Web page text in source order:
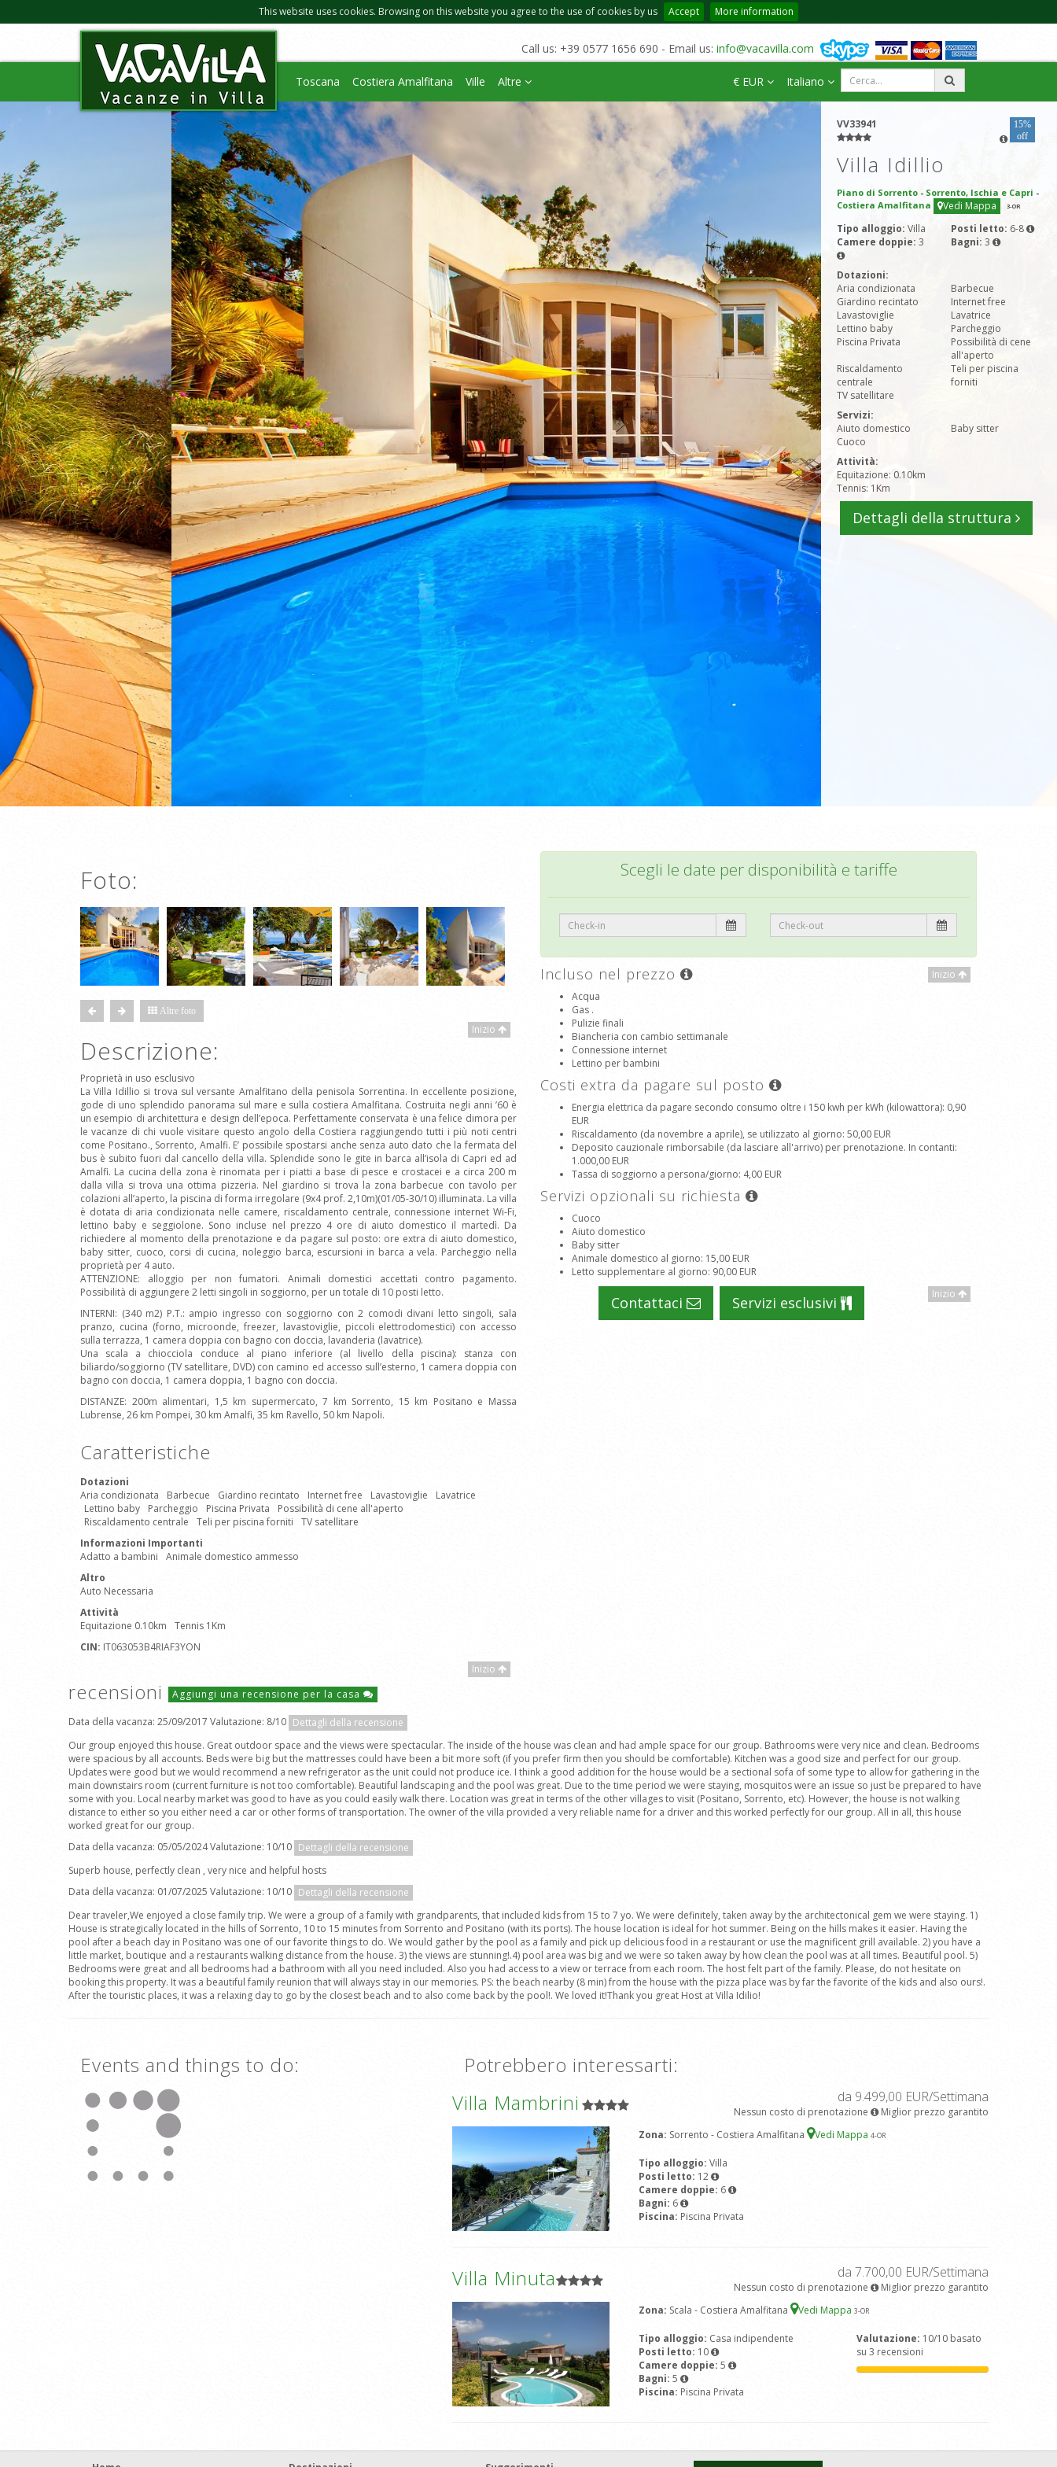
This website uses cookies. Browsing on this website you agree to the use of cookies by us Accept More information
Call us: +39 0577 1656 690 - Email us: info@vacavilla.com
Toscana Costiera Amalfitana Ville Altre € EUR Italiano
VV33941
15%
off
Villa Idillio
Piano di Sorrento - Sorrento, Ischia e Capri -
Costiera Amalfitana
Vedi Mappa 3-OR
Tipo alloggio: Villa Posti letto: 6-8
Camere doppie: 3 Bagni: 3
Dotazioni:
Aria condizionata
Barbecue
Giardino recintato
Internet free
Lavastoviglie
Lavatrice
Lettino baby
Parcheggio
Piscina Privata
Possibilità di cene
all'aperto
Riscaldamento
centrale
Teli per piscina
forniti
TV satellitare
Servizi:
Aiuto domestico
Baby sitter
Cuoco
Attività:
Equitazione: 0.10km
Tennis: 1Km
Dettagli della struttura
Foto:
Altre foto
Inizio
Descrizione:
Proprietà in uso esclusivo
La Villa Idillio si trova sul versante Amalfitano della penisola Sorrentina. In eccellente posizione,
gode di uno splendido panorama sul mare e sulla costiera Amalfitana. Costruita negli anni ’60 è
un esempio di architettura e design dell’epoca. Perfettamente conservata è una felice dimora per
le vacanze di chi vuole visitare questo angolo della Costiera raggiungendo tutti i più noti centri
come Positano., Sorrento, Amalfi. E’ possibile spostarsi anche senza auto dato che la fermata del
bus è subito fuori dal cancello della villa. Splendide sono le gite in barca all’isola di Capri ed ad
Amalfi. La cucina della zona è rinomata per i piatti a base di pesce e crostacei e a circa 200 m
dalla villa si trova una ottima pizzeria. Nel giardino si trova la zona barbecue con tavolo per
colazioni all’aperto, la piscina di forma irregolare (9x4 prof. 2,10m)(01/05-30/10) illuminata. La villa
è dotata di aria condizionata nelle camere, riscaldamento centrale, connessione internet Wi-Fi,
lettino baby e seggiolone. Sono incluse nel prezzo 4 ore di aiuto domestico il martedì. Da
richiedere al momento della prenotazione e da pagare sul posto: ore extra di aiuto domestico,
baby sitter, cuoco, corsi di cucina, noleggio barca, escursioni in barca a vela. Parcheggio nella
proprietà per 4 auto.
ATTENZIONE: alloggio per non fumatori. Animali domestici accettati contro pagamento.
Possibilità di aggiungere 2 letti singoli in soggiorno, per un totale di 10 posti letto.
INTERNI: (340 m2) P.T.: ampio ingresso con soggiorno con 2 comodi divani letto singoli, sala
pranzo, cucina (forno, microonde, freezer, lavastoviglie, piccoli elettrodomestici) con accesso
sulla terrazza, 1 camera doppia con bagno con doccia, lavanderia (lavatrice).
Una scala a chiocciola conduce al piano inferiore (al livello della piscina): stanza con
biliardo/soggiorno (TV satellitare, DVD) con camino ed accesso sull’esterno, 1 camera doppia con
bagno con doccia, 1 camera doppia, 1 bagno con doccia.
DISTANZE: 200m alimentari, 1,5 km supermercato, 7 km Sorrento, 15 km Positano e Massa
Lubrense, 26 km Pompei, 30 km Amalfi, 35 km Ravello, 50 km Napoli.
Caratteristiche
Dotazioni
Aria condizionata
Barbecue Giardino recintato Internet free Lavastoviglie
Lavatrice
Lettino baby
Parcheggio Piscina Privata
Possibilità di cene all'aperto
Riscaldamento centrale
Teli per piscina forniti
TV satellitare
Informazioni Importanti
Adatto a bambini
Animale domestico ammesso
Altro
Auto Necessaria
Attività
Equitazione 0.10km
Tennis 1Km
CIN: IT063053B4RIAF3YON
Inizio
Scegli le date per disponibilità e tariffe
Inizio
Incluso nel prezzo
Acqua
Gas .
Pulizie finali
Biancheria con cambio settimanale
Connessione internet
Lettino per bambini
Costi extra da pagare sul posto
Energia elettrica da pagare secondo consumo oltre i 150 kwh per kWh (kilowattora): 0,90
EUR
Riscaldamento (da novembre a aprile), se utilizzato al giorno: 50,00 EUR
Deposito cauzionale rimborsabile (da lasciare all'arrivo) per prenotazione. In contanti:
1.000,00 EUR
Tassa di soggiorno a persona/giorno: 4,00 EUR
Servizi opzionali su richiesta
Cuoco
Aiuto domestico
Baby sitter
Animale domestico al giorno: 15,00 EUR
Letto supplementare al giorno: 90,00 EUR
Inizio
Contattaci Servizi esclusivi
recensioni Aggiungi una recensione per la casa
Data della vacanza: 25/09/2017 Valutazione: 8/10 Dettagli della recensione
Our group enjoyed this house. Great outdoor space and the views were spectacular. The inside of the house was clean and had ample space for our group. Bathrooms were very nice and clean. Bedrooms
were spacious by all accounts. Beds were big but the mattresses could have been a bit more soft (if you prefer firm then you should be comfortable). Kitchen was a good size and perfect for our group.
Updates were good but we would recommend a new refrigerator as the unit could not produce ice. I think a good addition for the house would be a sectional sofa of some type to allow for gathering in the
main downstairs room (current furniture is not too comfortable). Beautiful landscaping and the pool was great. Due to the time period we were staying, mosquitos were an issue so just be prepared to have
some with you. Local nearby market was good to have as you could easily walk there. Location was great in terms of the other villages to visit (Positano, Sorrento, etc). However, the house is not walking
distance to either so you either need a car or other forms of transportation. The owner of the villa provided a very reliable name for a driver and this worked perfectly for our group. All in all, this house
worked great for our group.
Data della vacanza: 05/05/2024 Valutazione: 10/10 Dettagli della recensione
Superb house, perfectly clean , very nice and helpful hosts
Data della vacanza: 01/07/2025 Valutazione: 10/10 Dettagli della recensione
Dear traveler,We enjoyed a close family trip. We were a group of a family with grandparents, that included kids from 15 to 7 yo. We were definitely, taken away by the architectonical gem we were staying. 1)
House is strategically located in the hills of Sorrento, 10 to 15 minutes from Sorrento and Positano (with its ports). The house location is ideal for hot summer. Being on the hills makes it easier. Having the
pool after a beach day in Positano was one of our favorite things to do. We would gather by the pool as a family and pick up delicious food in a restaurant or use the magnificent grill available. 2) you have a
little market, boutique and a restaurants walking distance from the house. 3) the views are stunning!.4) pool area was big and we were so taken away by how clean the pool was at all times. Beautiful pool. 5)
Bedrooms were great and all bedrooms had a bathroom with all you need included. Also you had access to a view or terrace from each room. The host felt part of the family. Please, do not hesitate on
booking this property. It was a beautiful family reunion that will always stay in our memories. PS: the beach nearby (8 min) from the house with the pizza place was by far the favorite of the kids and also ours!.
After the touristic places, it was a relaxing day to go by the closest beach and to also come back by the pool!. We loved it!Thank you great Host at Villa Idilio!
Events and things to do:
Potrebbero interessarti:
Villa Mambrini
da 9.499,00 EUR/Settimana
Nessun costo di prenotazione
Miglior prezzo garantito
Zona: Sorrento - Costiera Amalfitana Vedi Mappa 4-OR
Tipo alloggio: Villa
Posti letto: 12
Camere doppie: 6
Bagni: 6
Piscina: Piscina Privata
Villa Minuta da 7.700,00 EUR/Settimana
Nessun costo di prenotazione
Miglior prezzo garantito
Zona: Scala - Costiera Amalfitana Vedi Mappa 3-OR
Tipo alloggio: Casa indipendente
Posti letto: 10
Camere doppie: 5
Bagni: 5
Piscina: Piscina Privata
Valutazione: 10/10 basato
su 3 recensioni